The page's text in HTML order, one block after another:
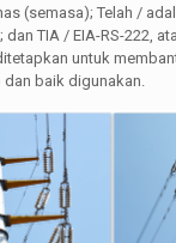
(semasa); Telah /
dan TIA / EIA-RS-222,
untuk
baik digunakan.